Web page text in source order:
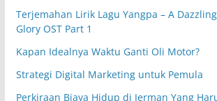
Terjemahan Lirik Lagu Yangpa – A
Glory OST Part 1
Kapan Idealnya Waktu Ganti Oli Motor?
Strategi Digital Marketing untuk Pemula
Perkiraan Biaya Hidup di Jerman Yang